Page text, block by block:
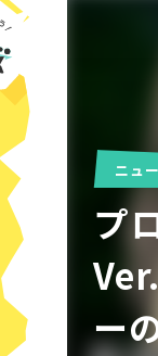
チュート
見た目を良
インタビ
フォート
公開資料
アセットレ
ツール紹介
周辺機器
ニュ
プ
ー